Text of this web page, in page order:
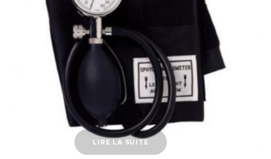
LIRE LA SUITE